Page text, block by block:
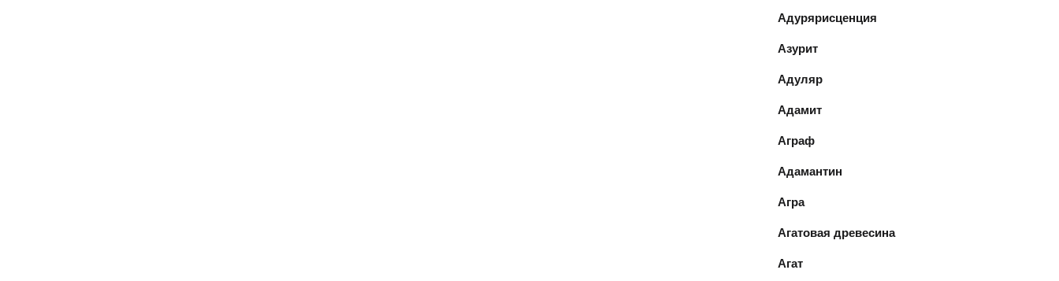
Адурярисценция
Азурит
Адуляр
Адамит
Аграф
Адамантин
Агра
Агатовая древесина
Агат